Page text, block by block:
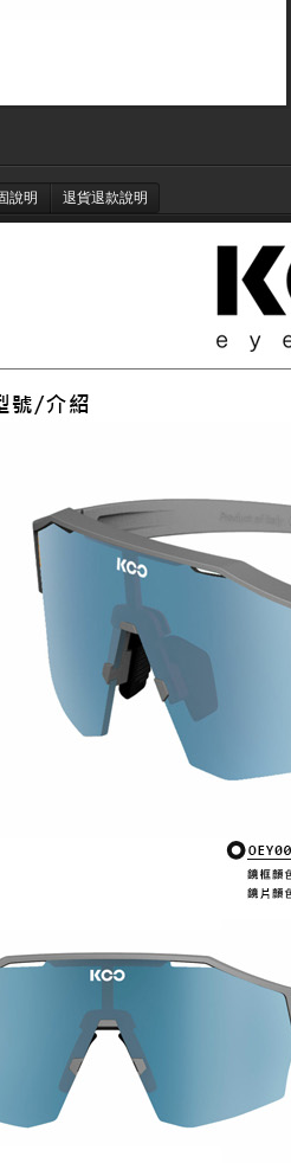
說明 退貨退款說明